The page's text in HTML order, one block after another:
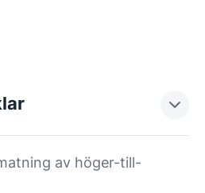
av höger-till-